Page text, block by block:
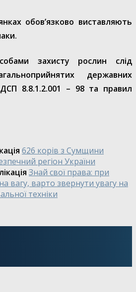
обов’язково виставляють
захисту рослин слід
державних
8.8.1.2.001 – 98 та правил
626 корів з Сумщини
регіон України
Знай свої права: при
вагу, варто звернути увагу на
техніки